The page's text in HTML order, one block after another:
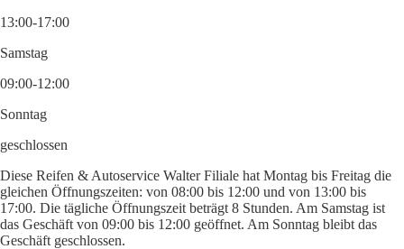
13:00-17:00
Samstag
09:00-12:00
Sonntag
geschlossen
Diese Reifen & Autoservice Walter Filiale hat Montag bis Freitag die
gleichen Öffnungszeiten: von 08:00 bis 12:00 und von 13:00 bis
17:00. Die tägliche Öffnungszeit beträgt 8 Stunden. Am Samstag ist
das Geschäft von 09:00 bis 12:00 geöffnet. Am Sonntag bleibt das
Geschäft geschlossen.